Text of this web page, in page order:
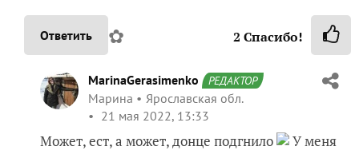
Ответить ✿ 2 Спасибо!
MarinaGerasimenko РЕДАКТОР
Марина
Ярославская обл.
21 мая 2022, 13:33
Может, ест, а может, донце подгнило
У меня